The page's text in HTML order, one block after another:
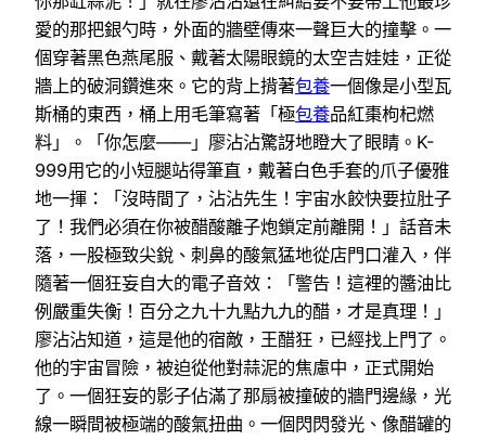
愛的那把銀勺時，外面的牆壁傳來一聲巨大的撞擊。一
個穿著黑色燕尾服、戴著太陽眼鏡的太空吉娃娃，正從
牆上的破洞鑽進來。它的背上揹著包養一個像是小型瓦
斯桶的東西，桶上用毛筆寫著「極包養品紅棗枸杞燃
料」。「你怎麼——」廖沾沾驚訝地瞪大了眼睛。K-
999用它的小短腿站得筆直，戴著白色手套的爪子優雅
地一揮：「沒時間了，沾沾先生！宇宙水餃快要拉肚子
了！我們必須在你被醋酸離子炮鎖定前離開！」話音未
落，一股極致尖銳、刺鼻的酸氣猛地從店門口灌入，伴
隨著一個狂妄自大的電子音效：「警告！這裡的醬油比
例嚴重失衡！百分之九十九點九九的醋，才是真理！」
廖沾沾知道，這是他的宿敵，王醋狂，已經找上門了。
他的宇宙冒險，被迫從他對蒜泥的焦慮中，正式開始
了。一個狂妄的影子佔滿了那扇被撞破的牆門邊緣，光
線一瞬間被極端的酸氣扭曲。一個閃閃發光、像醋罐的